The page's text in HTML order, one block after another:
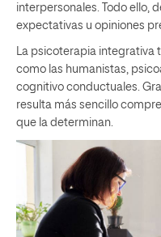
interpersonales. Todo ello,
expectativas u opiniones
La psicoterapia integrativa
como las humanistas,
cognitivo conductuales.
resulta más sencillo
que la determinan.